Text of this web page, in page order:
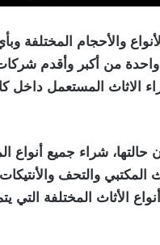
والأحجام المختلفة
من أكبر وأقدم
الاثاث المستعمل داخل
حالتها، شراء جميع
والتحف
المختلفة التي يتم